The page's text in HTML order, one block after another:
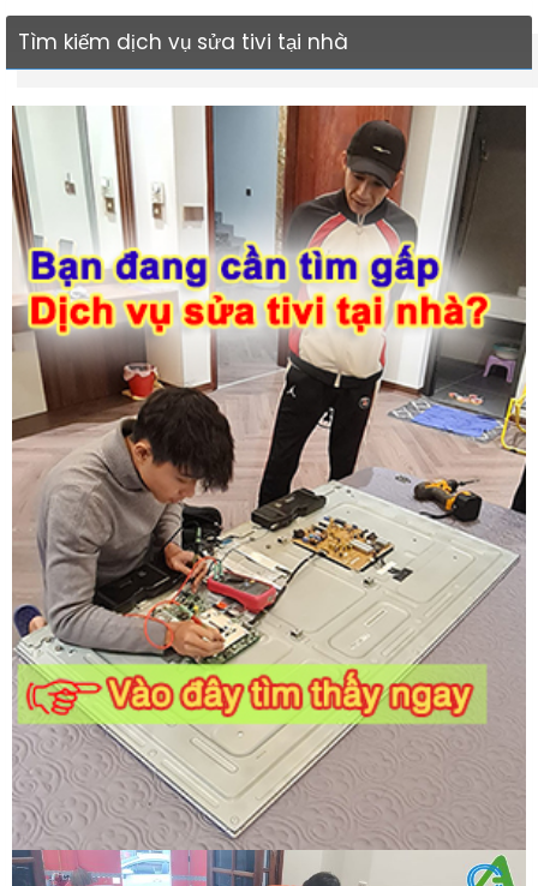
Tìm kiếm dịch vụ sửa tivi tại nhà